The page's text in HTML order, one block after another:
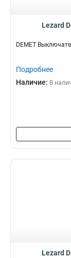
Lezard
DEMET
Подробнее
Наличие: В
Lezard